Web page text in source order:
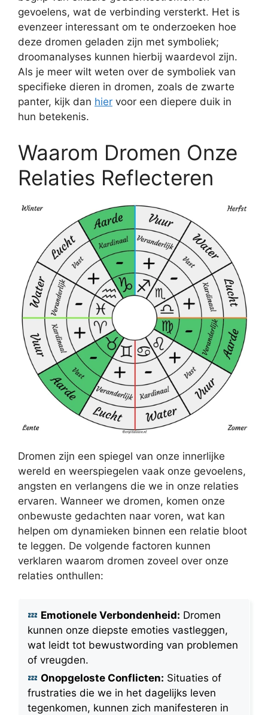
gevoelens, wat de verbinding versterkt. Het is
evenzeer interessant om te onderzoeken hoe
deze dromen geladen zijn met symboliek;
droomanalyses kunnen hierbij waardevol zijn.
Als je meer wilt weten over de symboliek van
specifieke dieren in dromen, zoals de zwarte
panter, kijk dan hier voor een diepere duik in
hun betekenis.
Waarom Dromen Onze
Relaties Reflecteren
Dromen zijn een spiegel van onze innerlijke
wereld en weerspiegelen vaak onze gevoelens,
angsten en verlangens die we in onze relaties
ervaren. Wanneer we dromen, komen onze
onbewuste gedachten naar voren, wat kan
helpen om dynamieken binnen een relatie bloot
te leggen. De volgende factoren kunnen
verklaren waarom dromen zoveel over onze
relaties onthullen:
Emotionele Verbondenheid: Dromen
kunnen onze diepste emoties vastleggen,
wat leidt tot bewustwording van problemen
of vreugden.
Onopgeloste Conflicten: Situaties of
frustraties die we in het dagelijks leven
tegenkomen, kunnen zich manifesteren in